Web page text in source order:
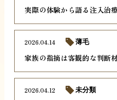
実際の体験から語る注入治
家族の指摘は客観的な判断
2026.04.14 薄毛
2026.04.12 未分類